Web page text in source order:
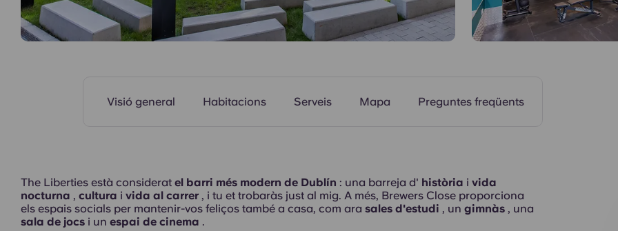
Zones comunes Gimnàs
Habitacions
Visió general Habitacions Serveis Mapa Preguntes freqüents
The Liberties està considerat el barri més modern de Dublín : una barreja d' història i vida
nocturna , cultura i vida al carrer , i tu et trobaràs just al mig. A més, Brewers Close proporciona
els espais socials per mantenir-vos feliços també a casa, com ara sales d'estudi , un gimnàs , una
sala de jocs i un espai de cinema .